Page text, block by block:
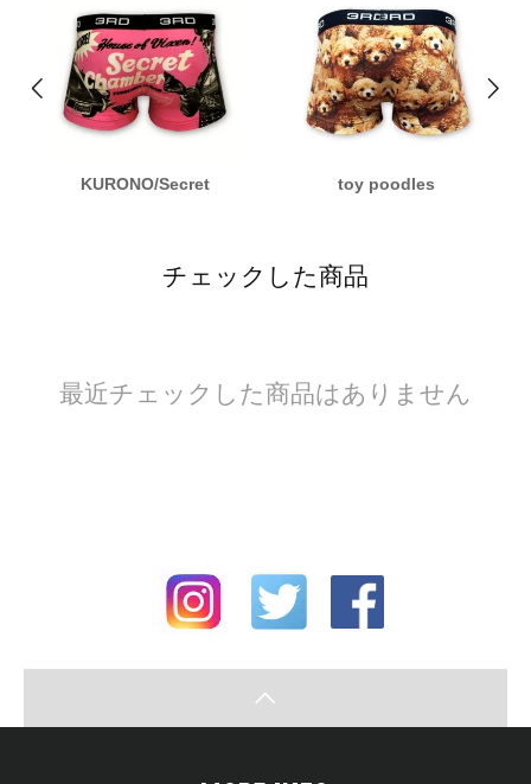
KURONO/Secret toy poodles
チェックした商品
最近チェックした商品はありません